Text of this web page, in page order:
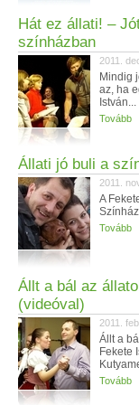
Hát ez állati! –
színházban
2011.
Mindig
az, ha
István...
Tovább
Állati jó buli a
2011.
A
Tovább
Állt a bál az
(videóval)
2011.
Állt a
Fekete
Tovább